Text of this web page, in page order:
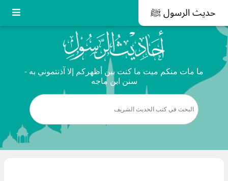
حديث الرسول ﷺ
ما مات منكم ميت ما كنت بين أظهركم إلا آذنتموني به -
سنن ابن ماجه